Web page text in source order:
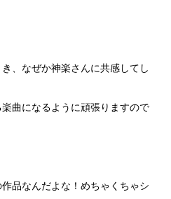
、なぜか神楽さんに共感してし
曲になるように頑張りますので
品なんだよな！めちゃくちゃシ